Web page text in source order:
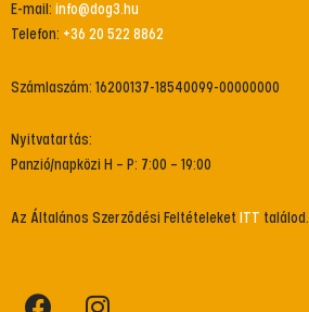
E-mail: info@dog3.hu
Telefon: +36 20 522 8862
Számlaszám: 16200137-18540099-00000000
Nyitvatartás:
Panzió/napközi H – P: 7:00 – 19:00
Az Általános Szerződési Feltételeket ITT találod.